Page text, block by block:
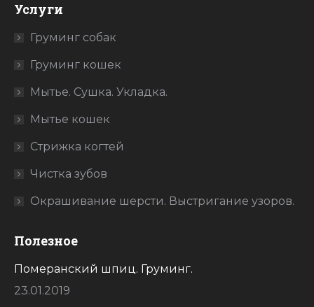
открывается
окне
открывается
окнеокне
Услуги
Груминг собак
Груминг кошек
Мытье. Сушка. Укладка.
Мытье кошек
Стрижка когтей
Чистка зубов
Окрашивание шерсти. Выстригание узоров.
Полезное
Померанский шпиц. Груминг.
23.01.2019